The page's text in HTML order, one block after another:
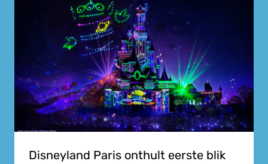
Disneyland Paris onthult eerste blik